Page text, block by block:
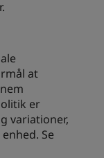
at
er
variationer,
Se